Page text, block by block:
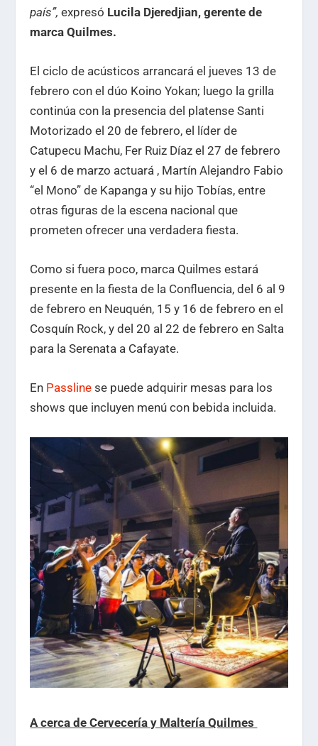
país”, expresó Lucila Djeredjian, gerente de
marca Quilmes.
El ciclo de acústicos arrancará el jueves 13 de
febrero con el dúo Koino Yokan; luego la grilla
continúa con la presencia del platense Santi
Motorizado el 20 de febrero, el líder de
Catupecu Machu, Fer Ruiz Díaz el 27 de febrero
y el 6 de marzo actuará , Martín Alejandro Fabio
“el Mono” de Kapanga y su hijo Tobías, entre
otras figuras de la escena nacional que
prometen ofrecer una verdadera fiesta.
Como si fuera poco, marca Quilmes estará
presente en la fiesta de la Confluencia, del 6 al 9
de febrero en Neuquén, 15 y 16 de febrero en el
Cosquín Rock, y del 20 al 22 de febrero en Salta
para la Serenata a Cafayate.
En Passline se puede adquirir mesas para los
shows que incluyen menú con bebida incluida.
A cerca de Cervecería y Maltería Quilmes